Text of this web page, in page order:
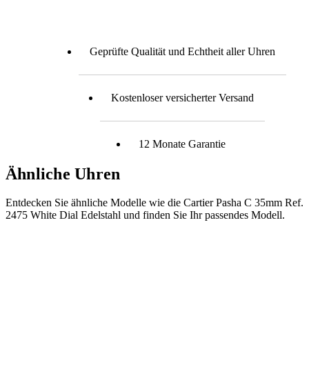
Geprüfte Qualität und Echtheit aller Uhren
Kostenloser versicherter Versand
12 Monate Garantie
Ähnliche Uhren
Entdecken Sie ähnliche Modelle wie die Cartier Pasha C 35mm Ref.
2475 White Dial Edelstahl und finden Sie Ihr passendes Modell.